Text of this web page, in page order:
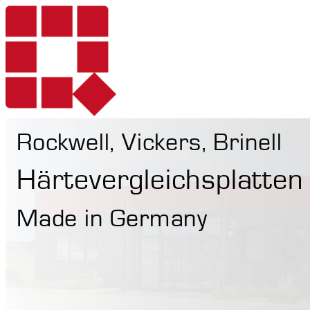
Rockwell, Vickers, Brinell
Härtevergleichsplatten
Made in Germany
Produkte
Dienstleistungen